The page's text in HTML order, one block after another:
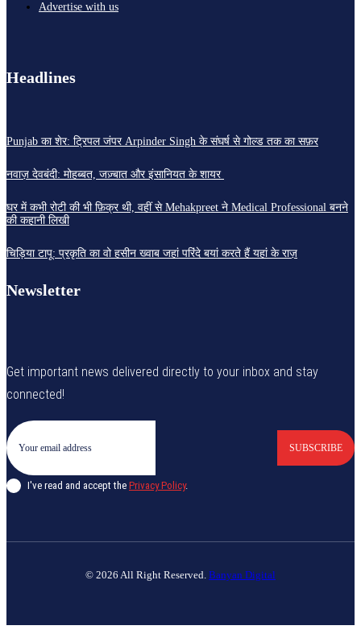
Advertise with us
Headlines
Punjab का शेर: ट्रिपल जंपर Arpinder Singh के संघर्ष से गोल्ड तक का सफ़र
नवाज़ देवबंदी: मोहब्बत, जज़्बात और इंसानियत के शायर
घर में कभी रोटी की भी फ़िक्र थी, वहीं से Mehakpreet ने Medical Professional बनने
की कहानी लिखी
चिड़िया टापू: प्रकृति का वो हसीन ख्वाब जहां परिंदे बयां करते हैं यहां के राज़
Newsletter
Get important news delivered directly to your inbox and stay
connected!
SUBSCRIBE
I've read and accept the Privacy Policy.
© 2026 All Right Reserved. Banyan Digital